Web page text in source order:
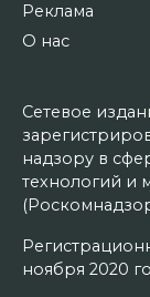
Реклама
О нас
Сетевое
надзору в
технологий и
ноября 2020